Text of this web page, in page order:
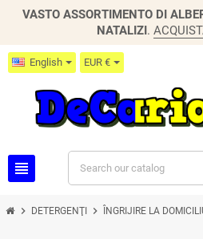
VASTO ASSORTIMENTO DI
NATALIZI.
English EUR €
view_headline
chevron_right DETERGENŢI chevron_right ÎNGRIJIRE LA